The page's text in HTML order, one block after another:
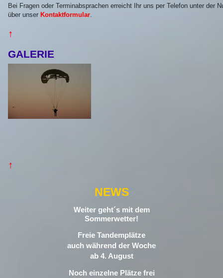
Bei Fragen oder Terminabsprachen erreicht Ihr uns per Telefon unter der
über unser Kontaktformular.
↑
GALERIE
↑
NEWS
Weiter geht´s mit dem
Sommerwetter!
Freie Tandemplätze
auch während der Woche
ab 4. August
Noch einzelne Plätze frei